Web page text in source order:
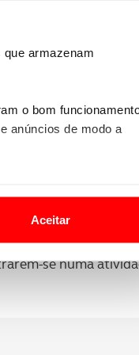
armazenam
o bom
anúncios de modo a
lhe proporcionar
Aceitar
específicos
se numa